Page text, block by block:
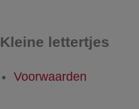
Kleine lettertjes
Voorwaarden